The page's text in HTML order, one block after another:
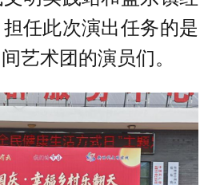
任此次演出任务的是
艺术团的演员们。